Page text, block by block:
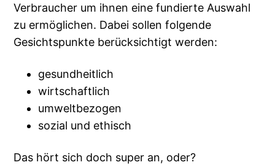
Verbraucher um ihnen eine fundierte Auswahl
zu ermöglichen. Dabei sollen folgende
Gesichtspunkte berücksichtigt werden:
gesundheitlich
wirtschaftlich
umweltbezogen
sozial und ethisch
Das hört sich doch super an, oder?